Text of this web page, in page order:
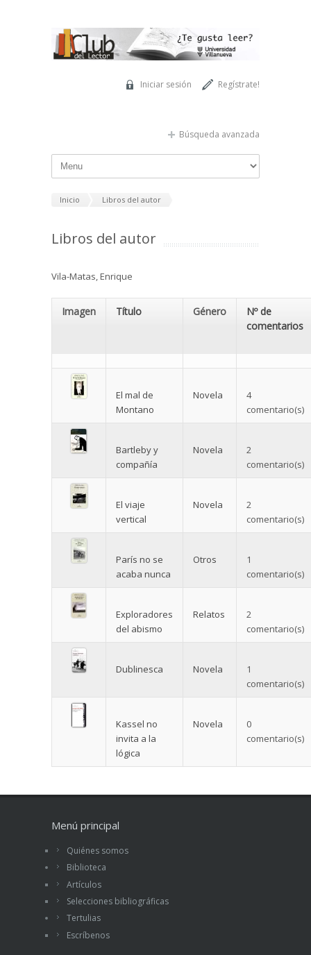
Regístrate!
Iniciar sesión
Búsqueda avanzada
Inicio Libros del autor
Libros del autor
Vila-Matas, Enrique
Imagen Título Género
Nº de
comentarios
El mal de
Montano
Novela
4
comentario(s)
Bartleby y
compañía
Novela
2
comentario(s)
El viaje
vertical
Novela
2
comentario(s)
París no se
acaba nunca
Otros
1
comentario(s)
Exploradores
del abismo
Relatos
2
comentario(s)
Dublinesca Novela
1
comentario(s)
Kassel no
invita a la
lógica
Novela
0
comentario(s)
Menú principal
Quiénes somos
Biblioteca
Artículos
Selecciones bibliográficas
Tertulias
Escríbenos